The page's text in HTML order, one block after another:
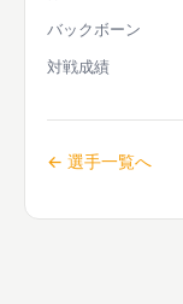
バックボーン
対戦成績
← 選手一覧へ